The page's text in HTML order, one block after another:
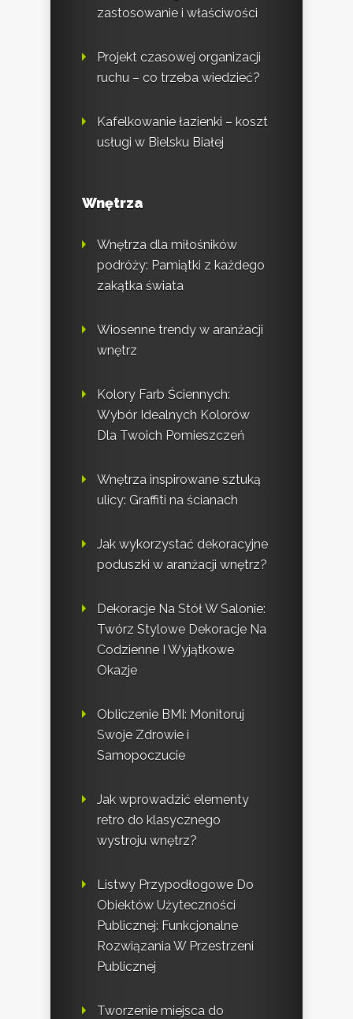
zastosowanie i właściwości
Projekt czasowej organizacji
ruchu – co trzeba wiedzieć?
Kafelkowanie łazienki – koszt
usługi w Bielsku Białej
Wnętrza
Wnętrza dla miłośników
podróży: Pamiątki z każdego
zakątka świata
Wiosenne trendy w aranżacji
wnętrz
Kolory Farb Ściennych:
Wybór Idealnych Kolorów
Dla Twoich Pomieszczeń
Wnętrza inspirowane sztuką
ulicy: Graffiti na ścianach
Jak wykorzystać dekoracyjne
poduszki w aranżacji wnętrz?
Dekoracje Na Stół W Salonie:
Twórz Stylowe Dekoracje Na
Codzienne I Wyjątkowe
Okazje
Obliczenie BMI: Monitoruj
Swoje Zdrowie i
Samopoczucie
Jak wprowadzić elementy
retro do klasycznego
wystroju wnętrz?
Listwy Przypodłogowe Do
Obiektów Użyteczności
Publicznej: Funkcjonalne
Rozwiązania W Przestrzeni
Publicznej
Tworzenie miejsca do